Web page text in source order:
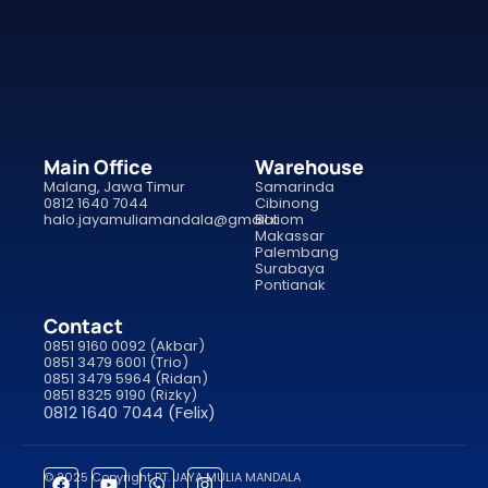
Main Office
Malang, Jawa Timur
0812 1640 7044
halo.jayamuliamandala@gmail.com
Warehouse
Samarinda
Cibinong
Bali
Makassar
Palembang
Surabaya
Pontianak
Contact
0851 9160 0092 (Akbar)
0851 3479 6001 (Trio)
0851 3479 5964 (Ridan)
0851 8325 9190 (Rizky)
0812 1640 7044 (Felix)
© 2025 Copyright PT. JAYA MULIA MANDALA